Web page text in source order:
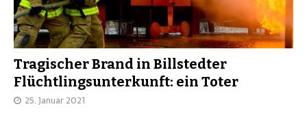
Tragischer Brand in Billstedter
Flüchtlingsunterkunft: ein Toter
25. Januar 2021